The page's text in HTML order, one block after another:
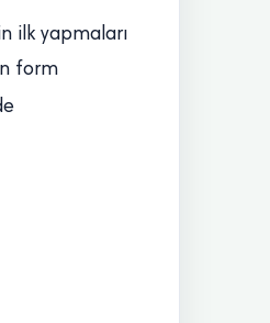
ilk yapmaları
form